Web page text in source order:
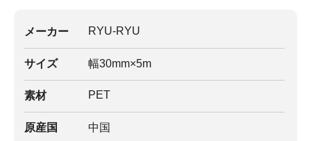
メーカー RYU-RYU
サイズ 幅30mm×5m
素材 PET
原産国 中国